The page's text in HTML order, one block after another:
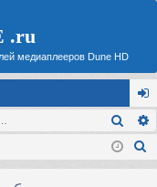
.ru
медиаплееров Dune HD
хо
д